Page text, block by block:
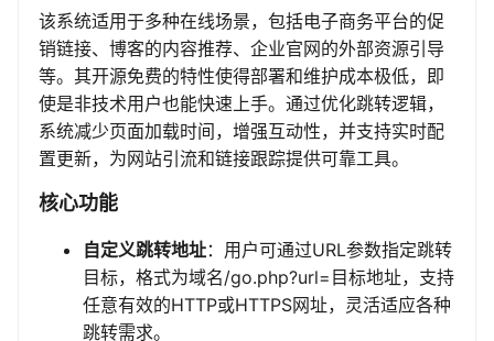
该系统适用于多种在线场景，包括电子商务平台的促
销链接、博客的内容推荐、企业官网的外部资源引导
等。其开源免费的特性使得部署和维护成本极低，即
使是非技术用户也能快速上手。通过优化跳转逻辑，
系统减少页面加载时间，增强互动性，并支持实时配
置更新，为网站引流和链接跟踪提供可靠工具。
核心功能
自定义跳转地址：用户可通过URL参数指定跳转
目标，格式为域名/go.php?url=目标地址，支持
任意有效的HTTP或HTTPS网址，灵活适应各种
跳转需求。